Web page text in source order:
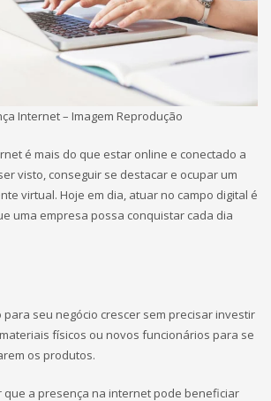
Internet – Imagem Reprodução
é mais do que estar online e conectado a
visto, conseguir se destacar e ocupar um
virtual. Hoje em dia, atuar no campo digital é
uma empresa possa conquistar cada dia
para seu negócio crescer sem precisar investir
físicos ou novos funcionários para se
os produtos.
que a presença na internet pode beneficiar